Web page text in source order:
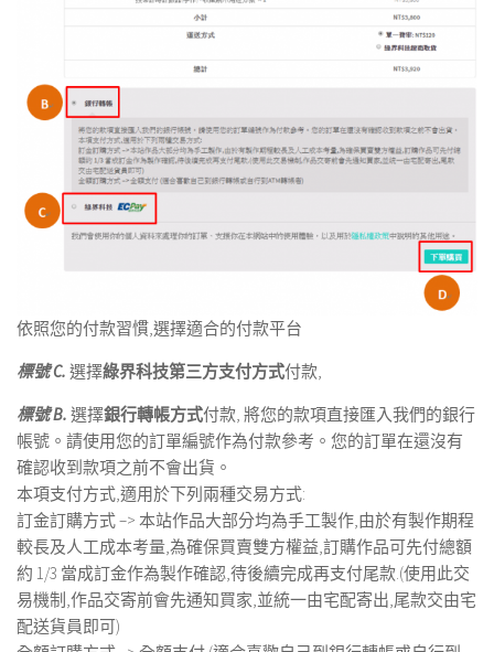
依照您的付款習慣,選擇適合的付款平台
標號 C. 選擇綠界科技第三方支付方式付款,
標號 B. 選擇銀行轉帳方式付款, 將您的款項直接匯入我們的銀行
帳號。請使用您的訂單編號作為付款參考。您的訂單在還沒有
確認收到款項之前不會出貨。
本項支付方式,適用於下列兩種交易方式:
訂金訂購方式 –> 本站作品大部分均為手工製作,由於有製作期程
較長及人工成本考量,為確保買賣雙方權益,訂購作品可先付總額
約 1/3 當成訂金作為製作確認,待後續完成再支付尾款.(使用此交
易機制,作品交寄前會先通知買家,並統一由宅配寄出,尾款交由宅
配送貨員即可)